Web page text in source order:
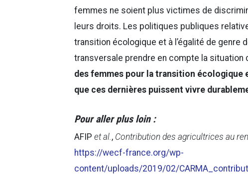
femmes ne soient plus victimes de
leurs droits. Les politiques publiques
transition écologique et à l’égalité de
transversale prendre en compte la situation
des femmes pour la transition
que ces dernières puissent vivre
Pour aller plus loin :
AFIP et al., Contribution des agricultrices au
https://wecf-france.org/wp-
content/uploads/2019/02/